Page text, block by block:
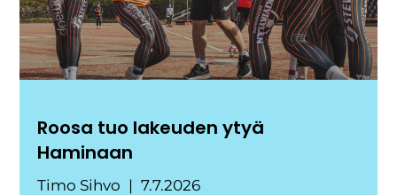
Roosa tuo lakeuden ytyä
Haminaan
Timo Sihvo 7.7.2026